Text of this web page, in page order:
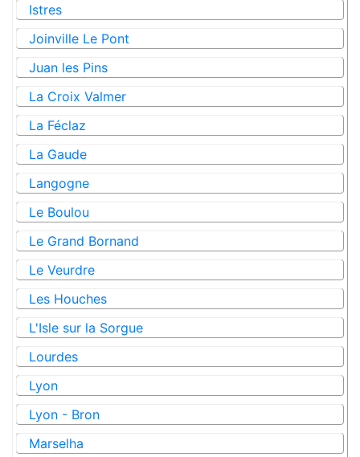
Istres
Joinville Le Pont
Juan les Pins
La Croix Valmer
La Féclaz
La Gaude
Langogne
Le Boulou
Le Grand Bornand
Le Veurdre
Les Houches
L'Isle sur la Sorgue
Lourdes
Lyon
Lyon - Bron
Marselha